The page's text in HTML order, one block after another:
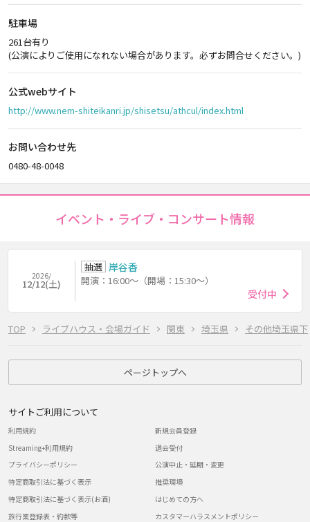
TOP ライブハウス・会場ガイド 関東 埼玉県 その他埼玉県下
駐車場
261台有り
(公演によりご使用になれない場合があります。必ずお問合せください。)
公式webサイト
http://www.nem-shiteikanri.jp/shisetsu/athcul/index.html
お問い合わせ先
0480-48-0048
イベント・ライブ・コンサート情報
2026/
12/12(土)
抽選 岸谷香
開演：16:00～（開場：15:30～）
受付中
ページトップへ
サイトご利用について
利用規約
Streaming+利用規約
プライバシーポリシー
特定商取引法に基づく表示
特定商取引法に基づく表示(お酒)
旅行業登録表・約款等
新規会員登録
退会受付
公演中止・延期・変更
推奨環境
はじめての方へ
カスタマーハラスメントポリシー